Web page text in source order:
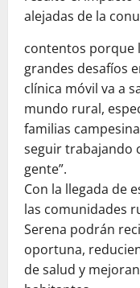
alejadas de la
contentos porque
grandes desafíos
clínica móvil va a
mundo rural,
familias
seguir trabajando
gente”.
Con la llegada de
las comunidades
Serena podrán
oportuna,
de salud y